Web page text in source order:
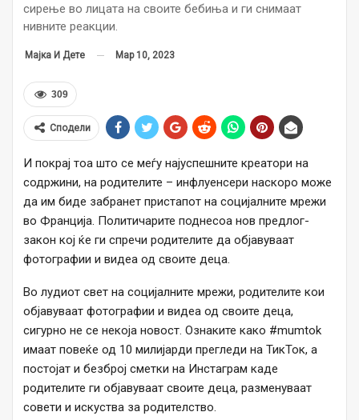
сирење во лицата на своите бебиња и ги снимаат
нивните реакции.
Мајка И Дете Мар 10, 2023
309
Сподели
И покрај тоа што се меѓу најуспешните креатори на
содржини, на родителите – инфлуенсери наскоро може
да им биде забранет пристапот на социјалните мрежи
во Франција. Политичарите поднесоа нов предлог-
закон кој ќе ги спречи родителите да објавуваат
фотографии и видеа од своите деца.
Во лудиот свет на социјалните мрежи, родителите кои
објавуваат фотографии и видеа од своите деца,
сигурно не се некоја новост. Ознаките како #mumtok
имаат повеќе од 10 милијарди прегледи на ТикТок, а
постојат и безброј сметки на Инстаграм каде
родителите ги објавуваат своите деца, разменуваат
совети и искуства за родителство.